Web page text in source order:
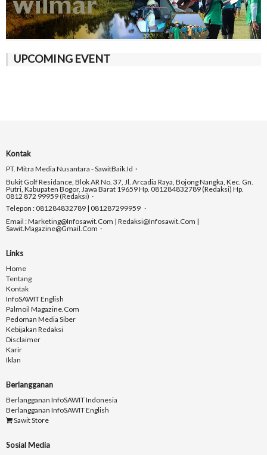
UPCOMING EVENT
Kontak
PT. Mitra Media Nusantara - SawitBaik.id
Bukit Golf Residance, Blok AR No. 37, Jl. Arcadia Raya, Bojong Nangka, Kec. Gn.
Putri, Kabupaten Bogor, Jawa Barat 19659 Hp. 081284832789 (Redaksi) Hp.
0812 872 99959 (Redaksi)
Telepon : 081284832789 | 081287299959
Email : Marketing@infosawit.com | Redaksi@infosawit.com |
Sawit.magazine@gmail.com
Links
Home
Tentang
Kontak
InfoSAWIT English
Palmoil Magazine.com
Pedoman Media Siber
Kebijakan Redaksi
Disclaimer
Karir
Iklan
Berlangganan
Berlangganan InfoSAWIT Indonesia
Berlangganan InfoSAWIT English
Sawit Store
Sosial Media